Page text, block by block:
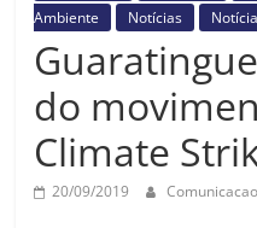
Ambiente
Notícias
do
Climate
20/09/2019 Comunicacao